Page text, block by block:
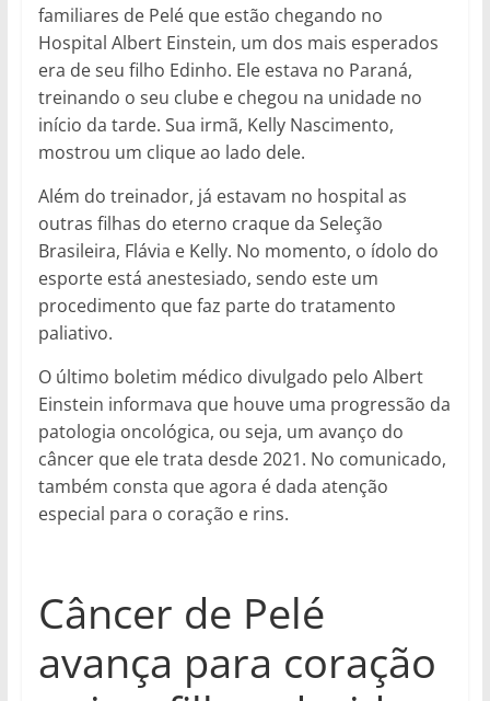
familiares de Pelé que estão chegando no
Hospital Albert Einstein, um dos mais esperados
era de seu filho Edinho. Ele estava no Paraná,
treinando o seu clube e chegou na unidade no
início da tarde. Sua irmã, Kelly Nascimento,
mostrou um clique ao lado dele.
Além do treinador, já estavam no hospital as
outras filhas do eterno craque da Seleção
Brasileira, Flávia e Kelly. No momento, o ídolo do
esporte está anestesiado, sendo este um
procedimento que faz parte do tratamento
paliativo.
O último boletim médico divulgado pelo Albert
Einstein informava que houve uma progressão da
patologia oncológica, ou seja, um avanço do
câncer que ele trata desde 2021. No comunicado,
também consta que agora é dada atenção
especial para o coração e rins.
Câncer de Pelé
avança para coração